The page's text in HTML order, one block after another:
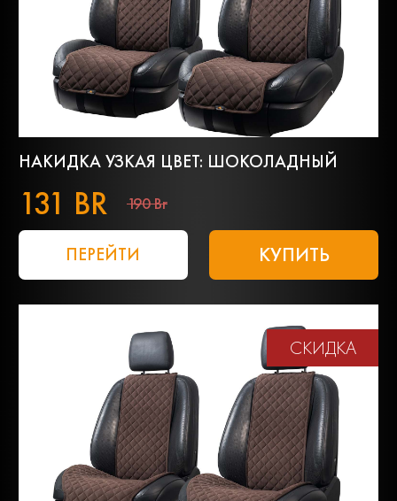
НАКИДКА УЗКАЯ ЦВЕТ: ШОКОЛАДНЫЙ
131 BR 190 Br
ПЕРЕЙТИ КУПИТЬ
СКИДКА